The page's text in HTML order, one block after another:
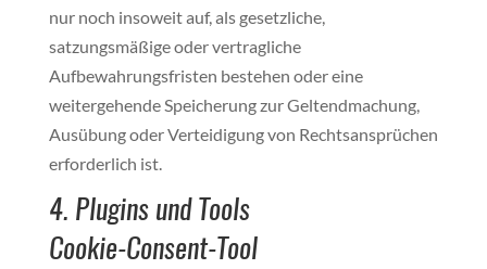
nur noch insoweit auf, als gesetzliche,
satzungsmäßige oder vertragliche
Aufbewahrungsfristen bestehen oder eine
weitergehende Speicherung zur Geltendmachung,
Ausübung oder Verteidigung von Rechtsansprüchen
erforderlich ist.
4. Plugins und Tools
Cookie-Consent-Tool